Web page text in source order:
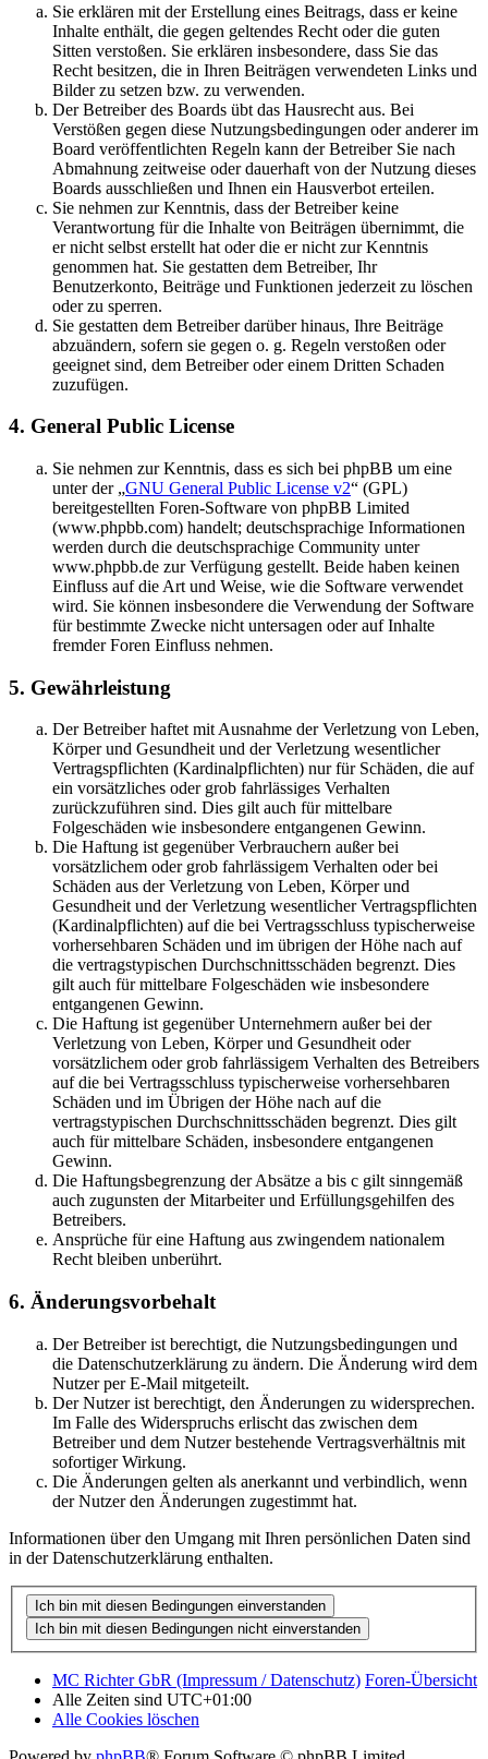
Sie erklären mit der Erstellung eines Beitrags, dass er keine
Inhalte enthält, die gegen geltendes Recht oder die guten
Sitten verstoßen. Sie erklären insbesondere, dass Sie das
Recht besitzen, die in Ihren Beiträgen verwendeten Links und
Bilder zu setzen bzw. zu verwenden.
Der Betreiber des Boards übt das Hausrecht aus. Bei
Verstößen gegen diese Nutzungsbedingungen oder anderer im
Board veröffentlichten Regeln kann der Betreiber Sie nach
Abmahnung zeitweise oder dauerhaft von der Nutzung dieses
Boards ausschließen und Ihnen ein Hausverbot erteilen.
Sie nehmen zur Kenntnis, dass der Betreiber keine
Verantwortung für die Inhalte von Beiträgen übernimmt, die
er nicht selbst erstellt hat oder die er nicht zur Kenntnis
genommen hat. Sie gestatten dem Betreiber, Ihr
Benutzerkonto, Beiträge und Funktionen jederzeit zu löschen
oder zu sperren.
Sie gestatten dem Betreiber darüber hinaus, Ihre Beiträge
abzuändern, sofern sie gegen o. g. Regeln verstoßen oder
geeignet sind, dem Betreiber oder einem Dritten Schaden
zuzufügen.
4. General Public License
Sie nehmen zur Kenntnis, dass es sich bei phpBB um eine
unter der „GNU General Public License v2“ (GPL)
bereitgestellten Foren-Software von phpBB Limited
(www.phpbb.com) handelt; deutschsprachige Informationen
werden durch die deutschsprachige Community unter
www.phpbb.de zur Verfügung gestellt. Beide haben keinen
Einfluss auf die Art und Weise, wie die Software verwendet
wird. Sie können insbesondere die Verwendung der Software
für bestimmte Zwecke nicht untersagen oder auf Inhalte
fremder Foren Einfluss nehmen.
5. Gewährleistung
Der Betreiber haftet mit Ausnahme der Verletzung von Leben,
Körper und Gesundheit und der Verletzung wesentlicher
Vertragspflichten (Kardinalpflichten) nur für Schäden, die auf
ein vorsätzliches oder grob fahrlässiges Verhalten
zurückzuführen sind. Dies gilt auch für mittelbare
Folgeschäden wie insbesondere entgangenen Gewinn.
Die Haftung ist gegenüber Verbrauchern außer bei
vorsätzlichem oder grob fahrlässigem Verhalten oder bei
Schäden aus der Verletzung von Leben, Körper und
Gesundheit und der Verletzung wesentlicher Vertragspflichten
(Kardinalpflichten) auf die bei Vertragsschluss typischerweise
vorhersehbaren Schäden und im übrigen der Höhe nach auf
die vertragstypischen Durchschnittsschäden begrenzt. Dies
gilt auch für mittelbare Folgeschäden wie insbesondere
entgangenen Gewinn.
Die Haftung ist gegenüber Unternehmern außer bei der
Verletzung von Leben, Körper und Gesundheit oder
vorsätzlichem oder grob fahrlässigem Verhalten des Betreibers
auf die bei Vertragsschluss typischerweise vorhersehbaren
Schäden und im Übrigen der Höhe nach auf die
vertragstypischen Durchschnittsschäden begrenzt. Dies gilt
auch für mittelbare Schäden, insbesondere entgangenen
Gewinn.
Die Haftungsbegrenzung der Absätze a bis c gilt sinngemäß
auch zugunsten der Mitarbeiter und Erfüllungsgehilfen des
Betreibers.
Ansprüche für eine Haftung aus zwingendem nationalem
Recht bleiben unberührt.
6. Änderungsvorbehalt
Der Betreiber ist berechtigt, die Nutzungsbedingungen und
die Datenschutzerklärung zu ändern. Die Änderung wird dem
Nutzer per E-Mail mitgeteilt.
Der Nutzer ist berechtigt, den Änderungen zu widersprechen.
Im Falle des Widerspruchs erlischt das zwischen dem
Betreiber und dem Nutzer bestehende Vertragsverhältnis mit
sofortiger Wirkung.
Die Änderungen gelten als anerkannt und verbindlich, wenn
der Nutzer den Änderungen zugestimmt hat.
Informationen über den Umgang mit Ihren persönlichen Daten sind
in der Datenschutzerklärung enthalten.
MC Richter GbR (Impressum / Datenschutz) Foren-Übersicht
Alle Zeiten sind UTC+01:00
Alle Cookies löschen